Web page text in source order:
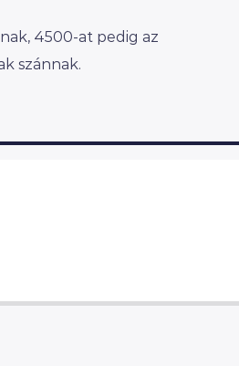
4500-at pedig az
szánnak.